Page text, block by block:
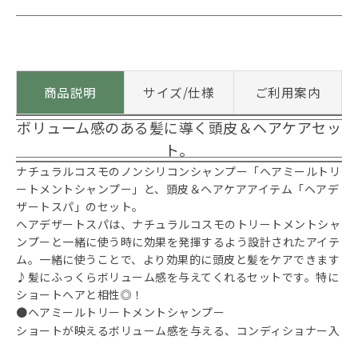
商品説明 サイズ/仕様 ご利用案内
ボリューム感のある髪に導く頭皮＆ヘアケアセッ
ト。
ナチュラルコスモのノンシリコンシャンプー「ヘアミールトリ
ートメントシャンプー」と、頭皮＆ヘアケアアイテム「ヘアデ
ザートスパ」のセット。
ヘアデザートスパは、ナチュラルコスモのトリートメントシャ
ンプーと一緒に使う時に効果を発揮するよう設計されたアイテ
ム。一緒に使うことで、より効果的に頭皮と髪をケアできます
♪髪にふっくらボリューム感を与えてくれるセットです。特に
ショートヘアと相性◎！
●ヘアミールトリートメントシャンプー
ショートが映えるボリューム感を与える、コンディショナー入